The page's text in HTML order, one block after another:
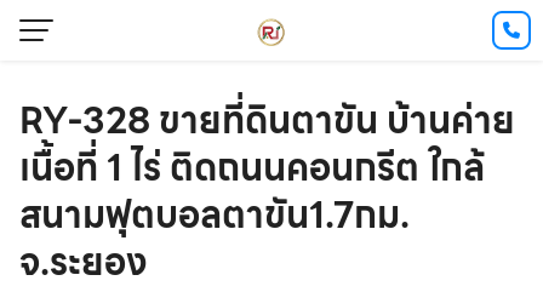
RY-328 ขายที่ดินตาขัน บ้านค่าย
เนื้อที่ 1 ไร่ ติดถนนคอนกรีต ใกล้
สนามฟุตบอลตาขัน1.7กม.
จ.ระยอง